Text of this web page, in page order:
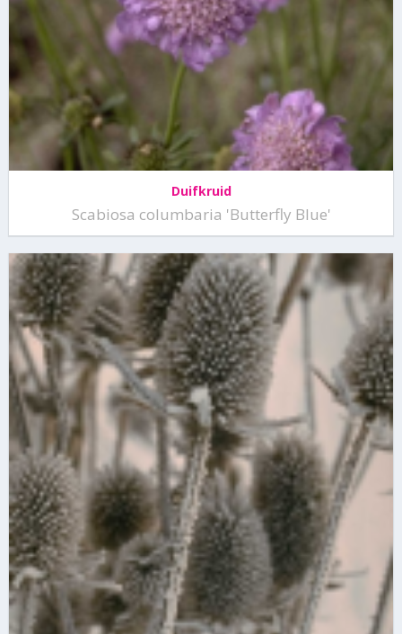
Duifkruid
Scabiosa columbaria 'Butterfly Blue'